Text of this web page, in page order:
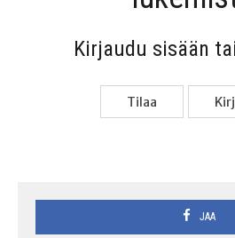
Kir­jau­du sisään
Tilaa
JAA